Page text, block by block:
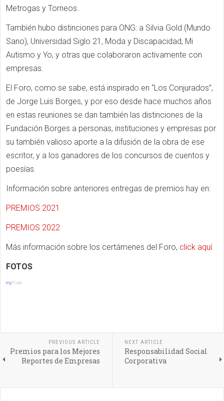
Metrogas y Torneos.
También hubo distinciones para ONG: a Silvia Gold (Mundo
Sano), Universidad Siglo 21, Moda y Discapacidad, Mi
Autismo y Yo, y otras que colaboraron activamente con
empresas.
El Foro, como se sabe, está inspirado en “Los Conjurados”,
de Jorge Luis Borges, y por eso desde hace muchos años
en estas reuniones se dan también las distinciones de la
Fundación Borges a personas, instituciones y empresas por
su también valioso aporte a la difusión de la obra de ese
escritor, y a los ganadores de los concursos de cuentos y
poesías.
Información sobre anteriores entregas de premios hay en:
PREMIOS 2021
PREMIOS 2022
Más información sobre los certámenes del Foro, click aquí.
FOTOS
my Flickr
PREVIOUS ARTICLE
Premios para los Mejores
Reportes de Empresas
NEXT ARTICLE
Responsabilidad Social
Corporativa